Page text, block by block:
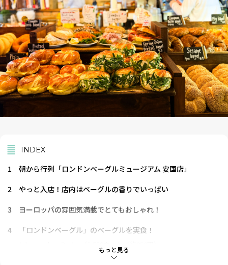
もっと見る
INDEX
1
朝から行列「ロンドンベーグルミュージアム 安国店」
2
やっと入店！店内はベーグルの香りでいっぱい
3
ヨーロッパの雰囲気満載でとてもおしゃれ！
4
「ロンドンベーグル」のベーグルを実食！
Solt Butter Bagle／Pretzel Bagle（各4,700ウォン／約470